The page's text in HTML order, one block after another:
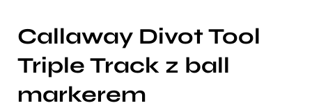
Callaway Divot Tool
Triple Track z ball
markerem